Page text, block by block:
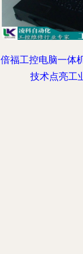
倍福工控电脑一体
技术点亮工